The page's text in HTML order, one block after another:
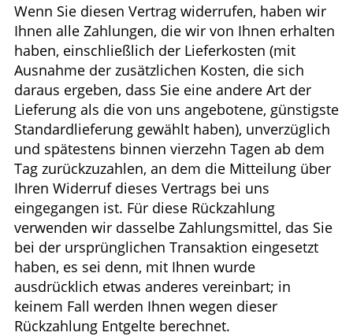
Wenn Sie diesen Vertrag widerrufen, haben wir
Ihnen alle Zahlungen, die wir von Ihnen erhalten
haben, einschließlich der Lieferkosten (mit
Ausnahme der zusätzlichen Kosten, die sich
daraus ergeben, dass Sie eine andere Art der
Lieferung als die von uns angebotene, günstigste
Standardlieferung gewählt haben), unverzüglich
und spätestens binnen vierzehn Tagen ab dem
Tag zurückzuzahlen, an dem die Mitteilung über
Ihren Widerruf dieses Vertrags bei uns
eingegangen ist. Für diese Rückzahlung
verwenden wir dasselbe Zahlungsmittel, das Sie
bei der ursprünglichen Transaktion eingesetzt
haben, es sei denn, mit Ihnen wurde
ausdrücklich etwas anderes vereinbart; in
keinem Fall werden Ihnen wegen dieser
Rückzahlung Entgelte berechnet.